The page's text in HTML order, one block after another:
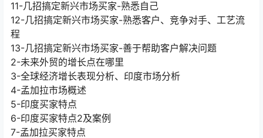
12-几招搞定新兴市场买家-熟悉客户、竞争对手、工艺流
程
13-几招搞定新兴市场买家-善于帮助客户解决问题
2-未来外贸的增长点在哪里
3-全球经济增长表现分析、印度市场分析
4-孟加拉市场概述
5-印度买家特点
6-印度买家特点2及案例
7-孟加拉买家特点
8-土耳其、印尼、俄罗斯市场买家特点